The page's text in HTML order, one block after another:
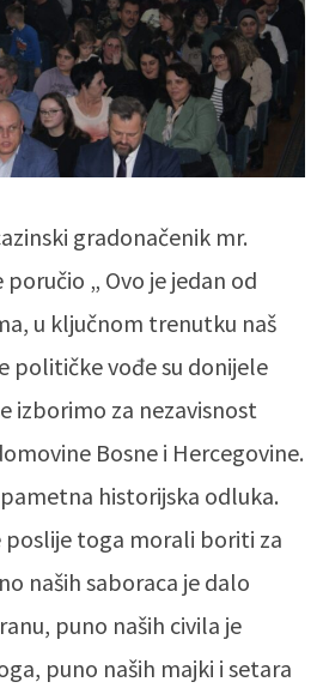
gradonačenik mr.
„ Ovo je jedan od
u ključnom trenutku naš
političke vođe su donijele
izborimo za nezavisnost
Bosne i Hercegovine.
historijska odluka.
poslije toga morali boriti za
naših saboraca je dalo
puno naših civila je
puno naših majki i setara